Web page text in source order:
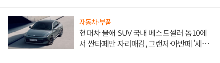
자동차·부품
현대차 올해 SUV 국내 베스트셀러 톱10에
서 싼타페만 자리매김, 그랜저·아반떼 '세단